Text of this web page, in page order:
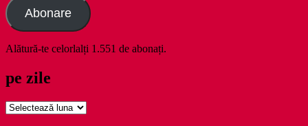
Abonare
Alătură-te celorlalți 1.551 de abonați.
pe zile
pe